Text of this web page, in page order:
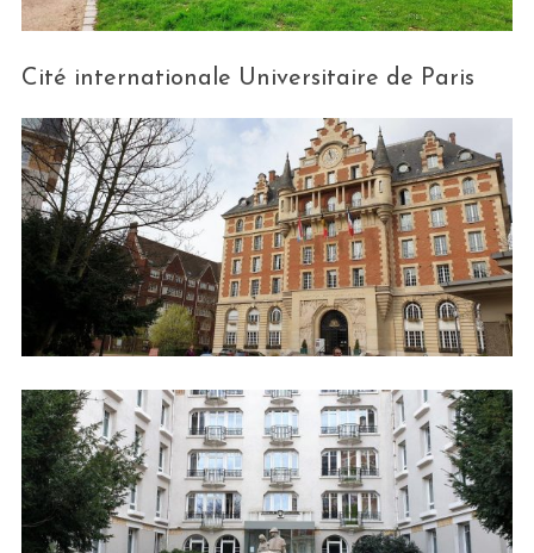
Cité internationale Universitaire de Paris